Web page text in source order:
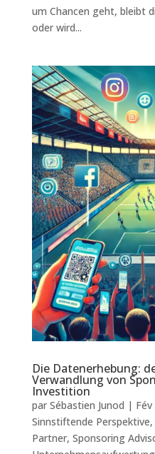
um Chancen geht, bleibt
oder wird...
Die Datenerhebung:
Verwandlung von
Investition
par Sébastien Junod |
Sinnstiftende Perspektive,
Partner, Sponsoring